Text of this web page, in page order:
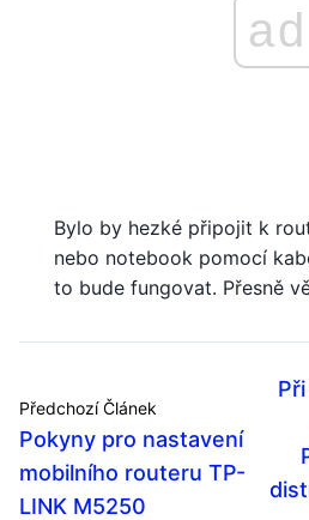
ad
Bylo by hezké připojit k
nebo notebook pomocí
to bude fungovat. Přesně
Předchozí Článek
Pokyny pro nastavení
mobilního routeru TP-
LINK M5250